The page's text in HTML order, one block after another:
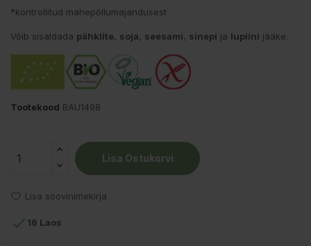
*kontrollitud mahepõllumajandusest
Võib sisaldada pähklite, soja, seesami, sinepi ja lupiini jääke.
Tootekood BAU1498
Lisa Ostukorvi
Lisa soovinimekirja
 16 Laos